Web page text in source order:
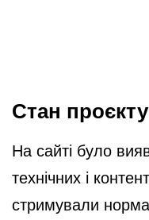
Стан проєкту
На сайті було
технічних і
стримували